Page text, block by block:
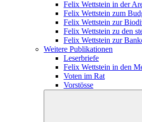
Felix Wettstein in der
Felix Wettstein zum
Felix Wettstein zur
Felix Wettstein zu den
Felix Wettstein zur
Weitere Publikationen
Leserbriefe
Felix Wettstein in den
Voten im Rat
Vorstösse